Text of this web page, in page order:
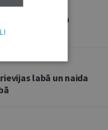
ka uztura
kā negodīga
labā un naida